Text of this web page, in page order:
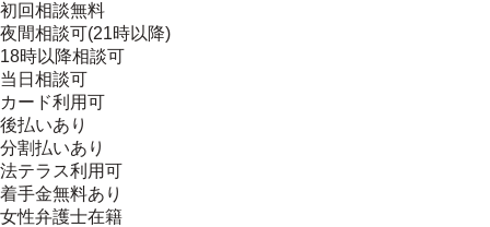
初回相談無料
夜間相談可(21時以降)
18時以降相談可
当日相談可
カード利用可
後払いあり
分割払いあり
法テラス利用可
着手金無料あり
女性弁護士在籍